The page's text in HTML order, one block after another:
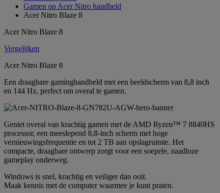
Gamen op Acer Nitro handheld
Acer Nitro Blaze 8
Acer Nitro Blaze 8
Vergelijken
Acer Nitro Blaze 8
Een draagbare gaminghandheld met een beeldscherm van 8,8 inch
en 144 Hz, perfect om overal te gamen.
Geniet overal van krachtig gamen met de AMD Ryzen™ 7 8840HS
processor, een meeslepend 8,8-inch scherm met hoge
vernieuwingsfrequentie en tot 2 TB aan opslagruimte. Het
compacte, draagbare ontwerp zorgt voor een soepele, naadloze
gameplay onderweg.
Windows is snel, krachtig en veiliger dan ooit.
Maak kennis met de computer waarmee je kunt praten.